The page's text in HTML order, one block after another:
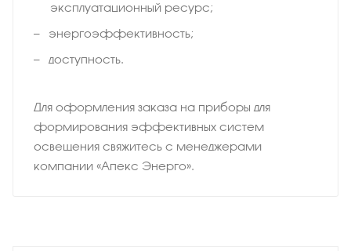
эксплуатационный ресурс;
энергоэффективность;
доступность.
Для оформления заказа на приборы для
формирования эффективных систем
освещения свяжитесь с менеджерами
компании «Апекс Энерго».